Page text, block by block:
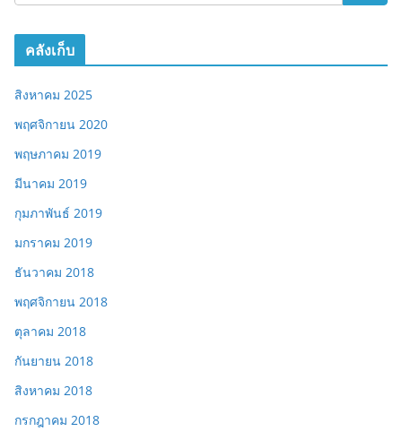
คลังเก็บ
สิงหาคม 2025
พฤศจิกายน 2020
พฤษภาคม 2019
มีนาคม 2019
กุมภาพันธ์ 2019
มกราคม 2019
ธันวาคม 2018
พฤศจิกายน 2018
ตุลาคม 2018
กันยายน 2018
สิงหาคม 2018
กรกฎาคม 2018